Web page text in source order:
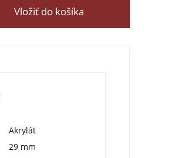
Vložiť do košíka
Akrylát
29 mm